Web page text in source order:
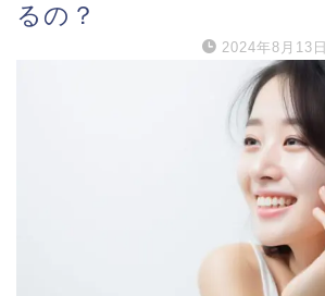
るの？
2024年8月13日